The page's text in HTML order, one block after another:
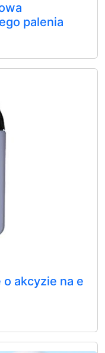
palenia
akcyzie na e